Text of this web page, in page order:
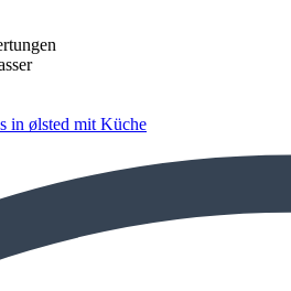
in ølsted mit Küche